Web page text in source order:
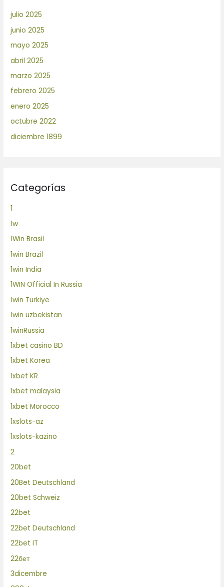
julio 2025
junio 2025
mayo 2025
abril 2025
marzo 2025
febrero 2025
enero 2025
octubre 2022
diciembre 1899
Categorías
1
1w
1Win Brasil
1win Brazil
1win India
1WIN Official In Russia
1win Turkiye
1win uzbekistan
1winRussia
1xbet casino BD
1xbet Korea
1xbet KR
1xbet malaysia
1xbet Morocco
1xslots-az
1xslots-kazino
2
20bet
20Bet Deutschland
20bet Schweiz
22bet
22bet Deutschland
22bet IT
22бет
3dicembre